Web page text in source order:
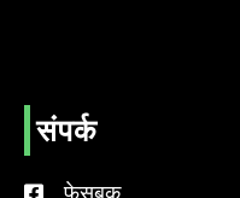
संपर्क
फेसबुक